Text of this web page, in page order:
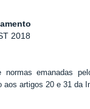
2018
normas emanadas
aos artigos 20 e 31 da